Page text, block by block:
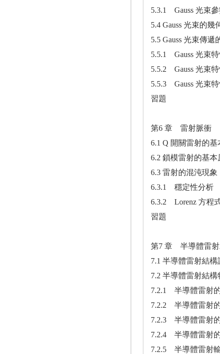
5.3.1 Gauss 光束
5.4 Gauss 光束的幾
5.5 Gauss 光束傳遞
5.5.1 Gauss 光束
5.5.2 Gauss 光束
5.5.3 Gauss 光束
習題
第6 章 雷射脈衝
6.1 Q 開關雷射的基
6.2 鎖模雷射的基本
6.3 雷射的混沌現象
6.3.1 穩定性分析
6.3.2 Lorenz 方程
習題
第7 章 半導體雷射
7.1 半導體雷射結構
7.2 半導體雷射結構
7.2.1 半導體雷射
7.2.2 半導體雷射
7.2.3 半導體雷射
7.2.4 半導體雷射
7.2.5 半導體雷射